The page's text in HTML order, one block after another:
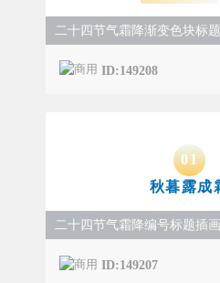
二十四节气霜降渐变色块标
ID:149208
01
秋暮露成
二十四节气霜降编号标题插
ID:149207